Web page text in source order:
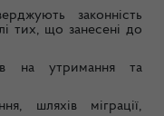
законність
тих, що занесені до
на утримання та
шляхів міграції,